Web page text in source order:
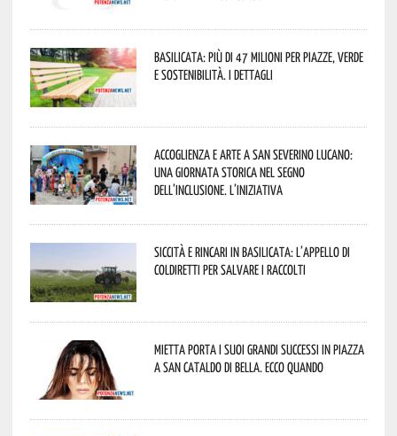
Basilicata: più di 47 milioni per piazze, verde
e sostenibilità. I dettagli
Accoglienza e arte a San Severino Lucano:
una giornata storica nel segno
dell’inclusione. L’iniziativa
Siccità e rincari in Basilicata: l’appello di
Coldiretti per salvare i raccolti
Mietta porta i suoi grandi successi in piazza
a San Cataldo di Bella. Ecco quando